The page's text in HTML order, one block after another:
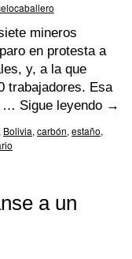
mineros
en protesta a
y, a la que
trabajadores. Esa
… Sigue leyendo →
Bolivia, carbón, estaño,
a un